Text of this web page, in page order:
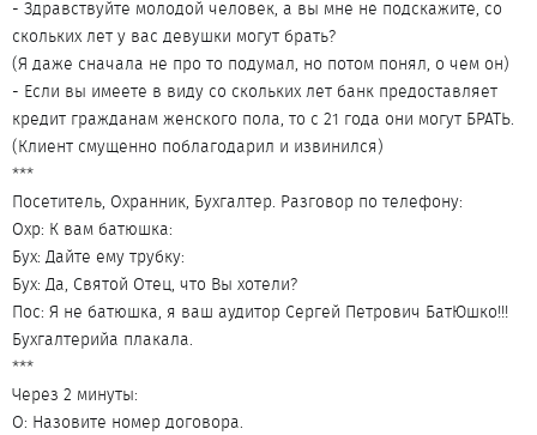
- Здравствуйте молодой человек, а вы мне не подскажите, со
скольких лет у вас девушки могут брать?
(Я даже сначала не про то подумал, но потом понял, о чем он)
- Если вы имеете в виду со скольких лет банк предоставляет
кредит гражданам женского пола, то с 21 года они могут БРАТЬ.
(Клиент смущенно поблагодарил и извинился)
***
Посетитель, Охранник, Бухгалтер. Разговор по телефону:
Охр: К вам батюшка:
Бух: Дайте ему трубку:
Бух: Да, Святой Отец, что Вы хотели?
Пос: Я не батюшка, я ваш аудитор Сергей Петрович БатЮшко!!!
Бухгалтерийа плакала.
***
Через 2 минуты:
О: Назовите номер договора.